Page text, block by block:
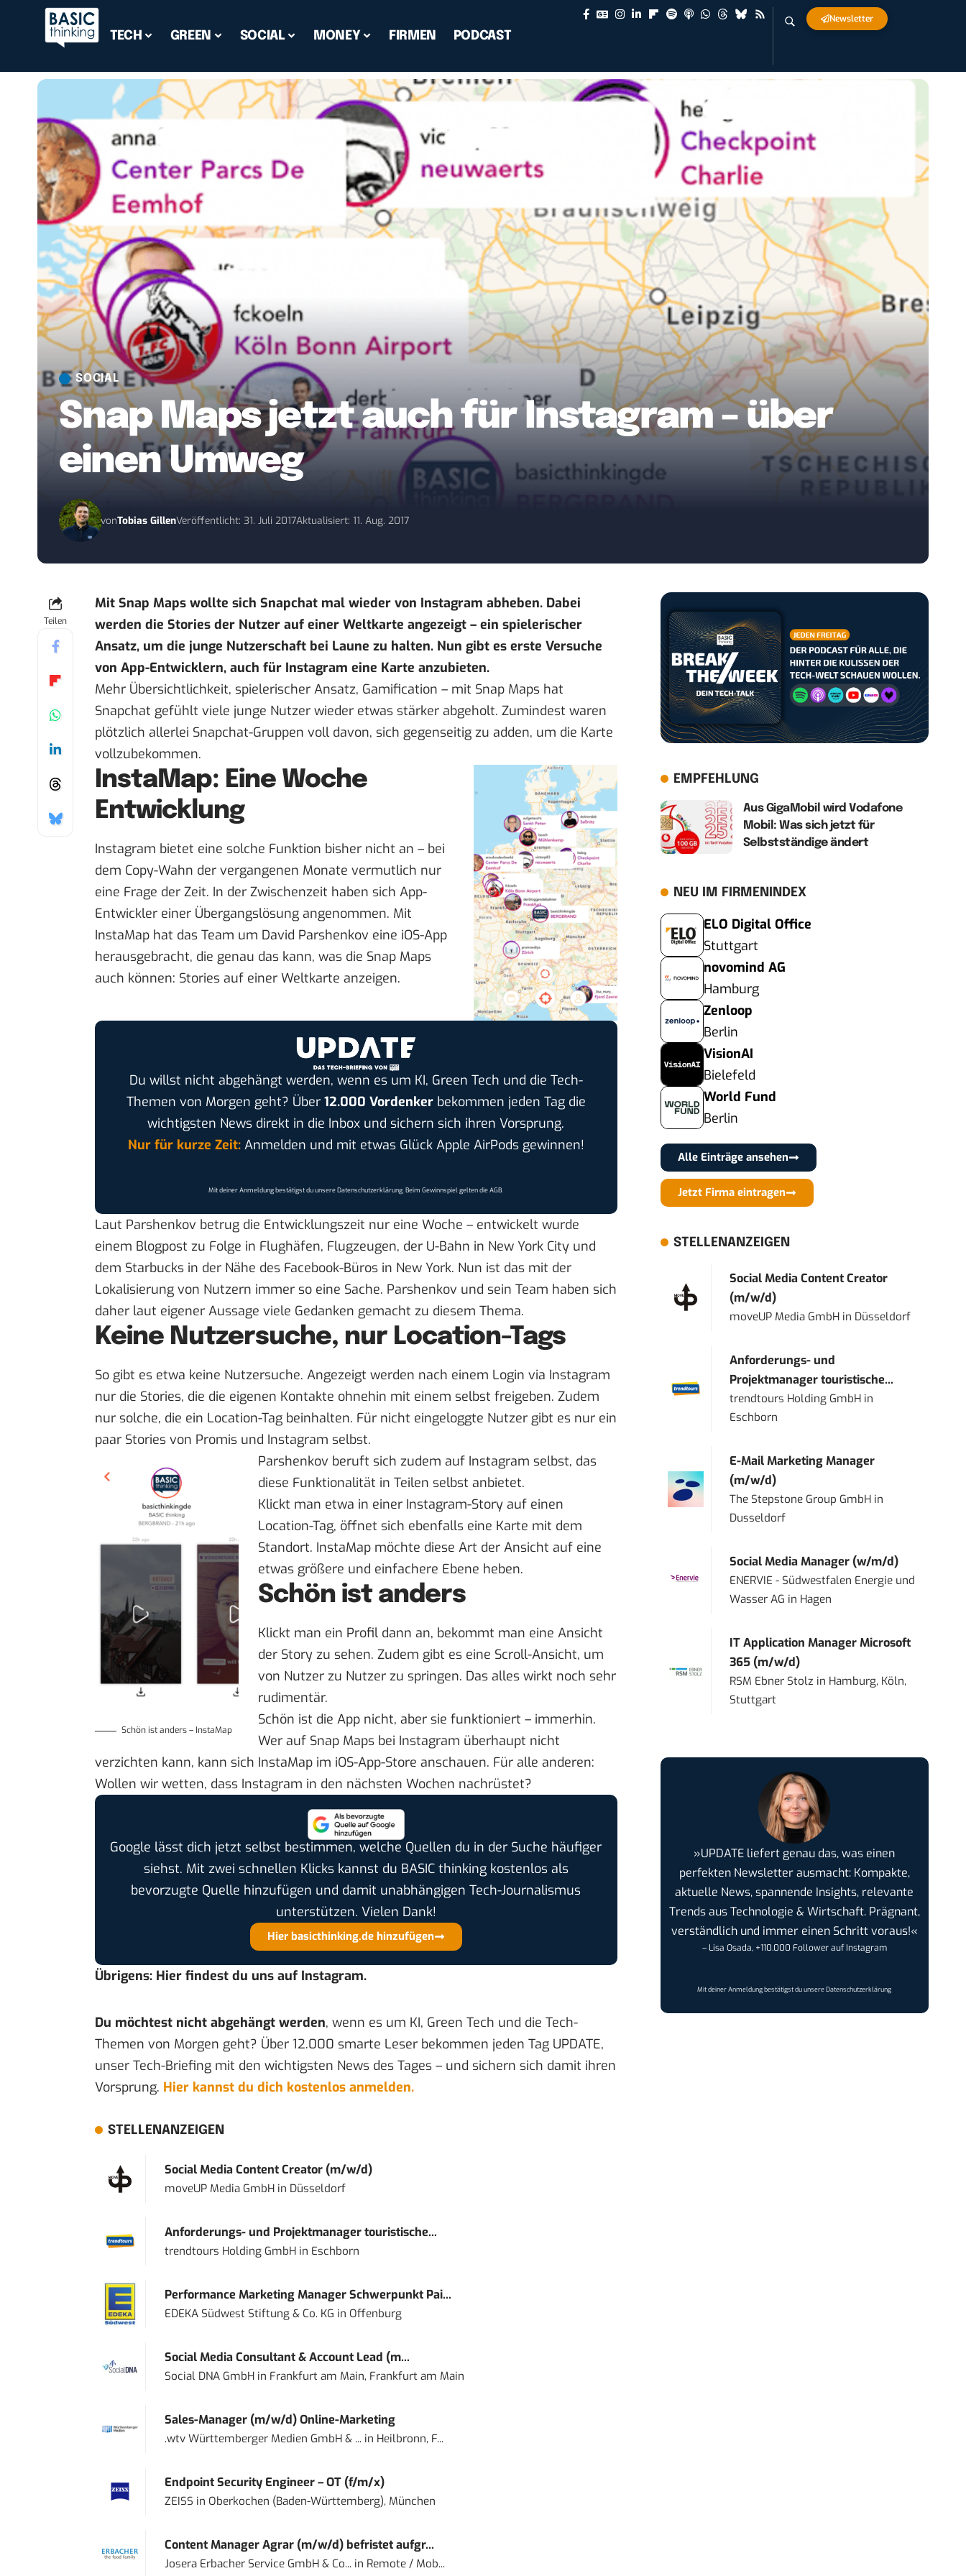
TECH GREEN SOCIAL MONEY FIRMEN PODCAST
Newsletter
SOCIAL
Snap Maps jetzt auch für Instagram – über
einen Umweg
vonTobias GillenVeröffentlicht: 31. Juli 2017Aktualisiert: 11. Aug. 2017
Teilen
Mit Snap Maps wollte sich Snapchat mal wieder von Instagram abheben. Dabei
werden die Stories der Nutzer auf einer Weltkarte angezeigt – ein spielerischer
Ansatz, um die junge Nutzerschaft bei Laune zu halten. Nun gibt es erste Versuche
von App-Entwicklern, auch für Instagram eine Karte anzubieten.
Mehr Übersichtlichkeit, spielerischer Ansatz, Gamification – mit Snap Maps hat
Snapchat gefühlt viele junge Nutzer wieder etwas stärker abgeholt. Zumindest waren
plötzlich allerlei Snapchat-Gruppen voll davon, sich gegenseitig zu adden, um die Karte
vollzubekommen.
InstaMap: Eine Woche
Entwicklung
Instagram bietet eine solche Funktion bisher nicht an – bei
dem Copy-Wahn der vergangenen Monate vermutlich nur
eine Frage der Zeit. In der Zwischenzeit haben sich App-
Entwickler einer Übergangslösung angenommen. Mit
InstaMap hat das Team um David Parshenkov eine iOS-App
herausgebracht, die genau das kann, was die Snap Maps
auch können: Stories auf einer Weltkarte anzeigen.
Du willst nicht abgehängt werden, wenn es um KI, Green Tech und die Tech-
Themen von Morgen geht? Über 12.000 Vordenkerbekommen jeden Tag die
wichtigsten News direkt in die Inbox und sichern sich ihren Vorsprung.
Nur für kurze Zeit:Anmelden und mit etwas Glück Apple AirPods gewinnen!
Mit deiner Anmeldung bestätigst du unsereDatenschutzerklärung. Beim Gewinnspiel gelten dieAGB.
Laut Parshenkov betrug die Entwicklungszeit nur eine Woche – entwickelt wurde
einem Blogpost zu Folge in Flughäfen, Flugzeugen, der U-Bahn in New York City und
dem Starbucks in der Nähe des Facebook-Büros in New York. Nun ist das mit der
Lokalisierung von Nutzern immer so eine Sache. Parshenkov und sein Team haben sich
daher laut eigener Aussage viele Gedanken gemacht zu diesem Thema.
Keine Nutzersuche, nur Location-Tags
So gibt es etwa keine Nutzersuche. Angezeigt werden nach einem Login via Instagram
nur die Stories, die die eigenen Kontakte ohnehin mit einem selbst freigeben. Zudem
nur solche, die ein Location-Tag beinhalten. Für nicht eingeloggte Nutzer gibt es nur ein
paar Stories von Promis und Instagram selbst.
Schön ist anders – InstaMap
Parshenkov beruft sich zudem auf Instagram selbst, das
diese Funktionalität in Teilen selbst anbietet.
Klickt man etwa in einer Instagram-Story auf einen
Location-Tag, öffnet sich ebenfalls eine Karte mit dem
Standort. InstaMap möchte diese Art der Ansicht auf eine
etwas größere und einfachere Ebene heben.
Schön ist anders
Klickt man ein Profil dann an, bekommt man eine Ansicht
der Story zu sehen. Zudem gibt es eine Scroll-Ansicht, um
von Nutzer zu Nutzer zu springen. Das alles wirkt noch sehr
rudimentär.
Schön ist die App nicht, aber sie funktioniert – immerhin.
Wer auf Snap Maps bei Instagram überhaupt nicht
verzichten kann, kann sich InstaMap im iOS-App-Store anschauen. Für alle anderen:
Wollen wir wetten, dass Instagram in den nächsten Wochen nachrüstet?
Google lässt dich jetzt selbst bestimmen, welche Quellen du in der Suche häufiger
siehst. Mit zwei schnellen Klicks kannst du BASIC thinking kostenlos als
bevorzugte Quelle hinzufügen und damit unabhängigen Tech-Journalismus
unterstützen. Vielen Dank!
Hier basicthinking.de hinzufügen
Übrigens: Hier findest du uns auf Instagram.
Du möchtest nicht abgehängt werden, wenn es um KI, Green Tech und die Tech-
Themen von Morgen geht? Über 12.000 smarte Leser bekommen jeden Tag UPDATE,
unser Tech-Briefing mit den wichtigsten News des Tages – und sichern sich damit ihren
Vorsprung. Hier kannst du dich kostenlos anmelden.
STELLENANZEIGEN
Social Media Content Creator (m/w/d)
moveUP Media GmbHin Düsseldorf
Anforderungs- und Projektmanager touristische...
trendtours Holding GmbHin Eschborn
Performance Marketing Manager Schwerpunkt Pai...
EDEKA Südwest Stiftung & Co. KG in Offenburg
Social Media Consultant & Account Lead (m...
Social DNA GmbHin Frankfurt am Main, Frankfurt am Main
Sales-Manager (m/w/d) Online-Marketing
.wtv Württemberger Medien GmbH & ...in Heilbronn, F...
Endpoint Security Engineer – OT (f/m/x)
ZEISS in Oberkochen (Baden-Württemberg), München
Content Manager Agrar (m/w/d) befristet aufgr...
Josera Erbacher Service GmbH & Co...in Remote / Mob...
EMPFEHLUNG
Aus GigaMobil wird Vodafone
Mobil: Was sich jetzt für
Selbstständige ändert
NEU IM FIRMENINDEX
ELO Digital Office
Stuttgart
novomind AG
Hamburg
Zenloop
Berlin
VisionAI
Bielefeld
World Fund
Berlin
Alle Einträge ansehen
Jetzt Firma eintragen
STELLENANZEIGEN
Social Media Content Creator
(m/w/d)
moveUP Media GmbH in Düsseldorf
Anforderungs- und
Projektmanager touristische...
trendtours Holding GmbH in
Eschborn
E-Mail Marketing Manager
(m/w/d)
The Stepstone Group GmbH in
Dusseldorf
Social Media Manager (w/m/d)
ENERVIE - Südwestfalen Energie und
Wasser AG in Hagen
IT Application Manager Microsoft
365 (m/w/d)
RSM Ebner Stolz in Hamburg, Köln,
Stuttgart
»UPDATE liefert genau das, was einen
perfekten Newsletter ausmacht: Kompakte,
aktuelle News, spannende Insights, relevante
Trends aus Technologie & Wirtschaft. Prägnant,
verständlich und immer einen Schritt voraus!«
– Lisa Osada, +110.000 Follower auf Instagram
Mit deiner Anmeldung bestätigst du unsereDatenschutzerklärung